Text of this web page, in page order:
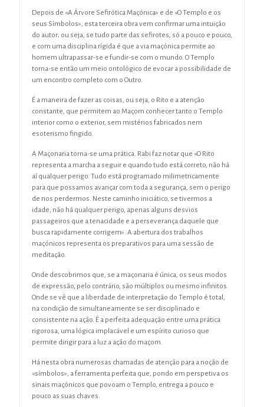
Depois de «A Árvore Sefirótica Maçónica» e de «O Templo e os
seus Símbolos», esta terceira obra vem confirmar uma intuição
do autor; ou seja, se tudo parte das sefirotes, só a pouco e pouco,
e com uma disciplina rígida é que a via maçónica permite ao
homem ultrapassar-se e fundir-se com o mundo. O Templo
torna-se então um meio ontológico de evocar a possibilidade de
um encontro completo com o Outro.
É a maneira de fazer as coisas, ou seja, o Rito e a atenção
constante, que permitem ao Maçom conhecer tanto o Templo
interior como o exterior, sem mistérios fabricados nem
esoterismo fingido.
A Maçonaria torna-se uma prática. Rabi faz notar que «O Rito
representa a marcha a seguir e quando tudo está correto, não há
aí qualquer perigo. Tudo está programado milimetricamente
para que possamos avançar com toda a segurança, sem o perigo
de nos perdermos. Neste caminho iniciático, se tivermos a
idade, não há qualquer perigo, apenas alguns desvios
passageiros que a tenacidade e a perseverança daquele que
busca rapidamente corrigem». A abertura dos trabalhos
maçónicos representa os preparativos para uma sessão de
meditação.
Onde descobrimos que, se a maçonaria é única, os seus modos
de expressão, pelo contrário, são múltiplos ou mesmo infinitos.
Onde se vê que a liberdade de interpretação do Templo é total,
na condição de simultaneamente se ser disciplinado e
consistente na ação. É a perfeita adequação entre uma prática
rigorosa, uma lógica implacável e um espírito curioso que
permite dirigir para a luz a ação do maçom.
Há nesta obra numerosas chamadas de atenção para a noção de
«símbolos», a ferramenta perfeita que, pondo em perspetiva os
sinais maçónicos que povoam o Templo, entrega a pouco e
pouco as suas chaves.